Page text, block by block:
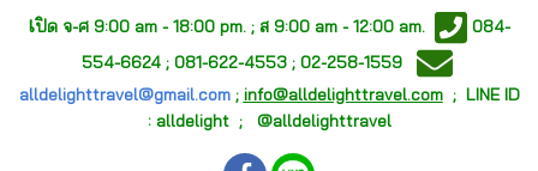
เปิด จ-ศ 9:00 am - 18:00 pm. ; ส 9:00 am - 12:00 am.
084-
554-6624 ; 081-622-4553 ; 02-258-1559
alldelighttravel@gmail.com; info@alldelighttravel.com; LINE ID
: alldelight ; @alldelighttravel